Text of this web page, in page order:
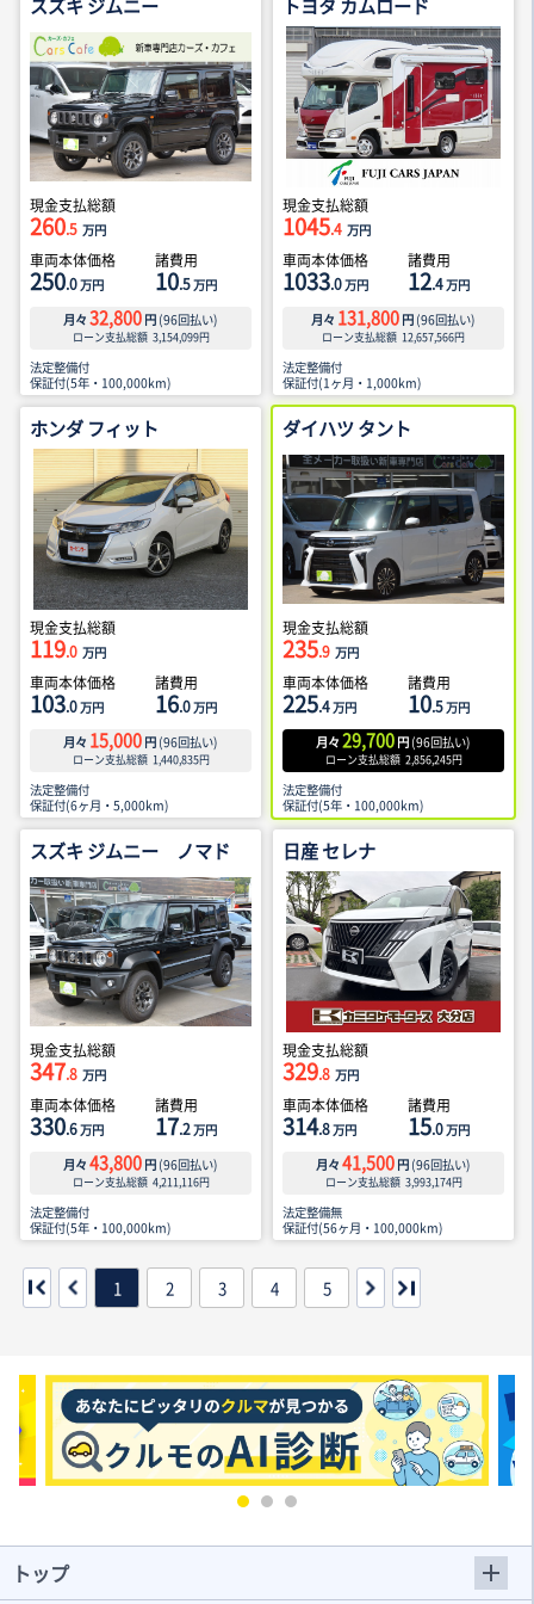
現金支払総額
260.5 万円
車両本体価格
250.0万円
諸費用
10.5万円
月々 32,800 円 (96回払い)
ローン支払総額 3,154,099円
法定整備付
保証付(5年・100,000km)
現金支払総額
1045.4 万円
車両本体価格
1033.0万円
諸費用
12.4万円
月々 131,800 円 (96回払い)
ローン支払総額 12,657,566円
法定整備付
保証付(1ヶ月・1,000km)
ホンダ フィット
現金支払総額
119.0 万円
車両本体価格
103.0万円
諸費用
16.0万円
月々 15,000 円 (96回払い)
ローン支払総額 1,440,835円
法定整備付
保証付(6ヶ月・5,000km)
ダイハツ タント
現金支払総額
235.9 万円
車両本体価格
225.4万円
諸費用
10.5万円
月々 29,700 円 (96回払い)
ローン支払総額 2,856,245円
法定整備付
保証付(5年・100,000km)
スズキ ジムニー ノマド
現金支払総額
347.8 万円
車両本体価格
330.6万円
諸費用
17.2万円
月々 43,800 円 (96回払い)
ローン支払総額 4,211,116円
法定整備付
保証付(5年・100,000km)
日産 セレナ
現金支払総額
329.8 万円
車両本体価格
314.8万円
諸費用
15.0万円
月々 41,500 円 (96回払い)
ローン支払総額 3,993,174円
法定整備無
保証付(56ヶ月・100,000km)
1 2 3 4 5
トップ